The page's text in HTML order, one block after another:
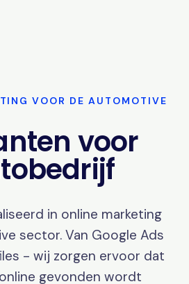
VOOR DE AUTOMOTIVE
voor
in online marketing
sector. Van Google Ads
- wij zorgen ervoor dat
gevonden wordt